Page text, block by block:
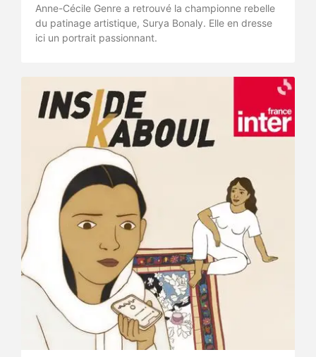
Anne-Cécile Genre a retrouvé la championne rebelle
du patinage artistique, Surya Bonaly. Elle en dresse
ici un portrait passionnant.